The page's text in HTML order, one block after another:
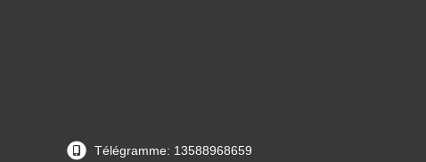
Télégramme: 13588968659